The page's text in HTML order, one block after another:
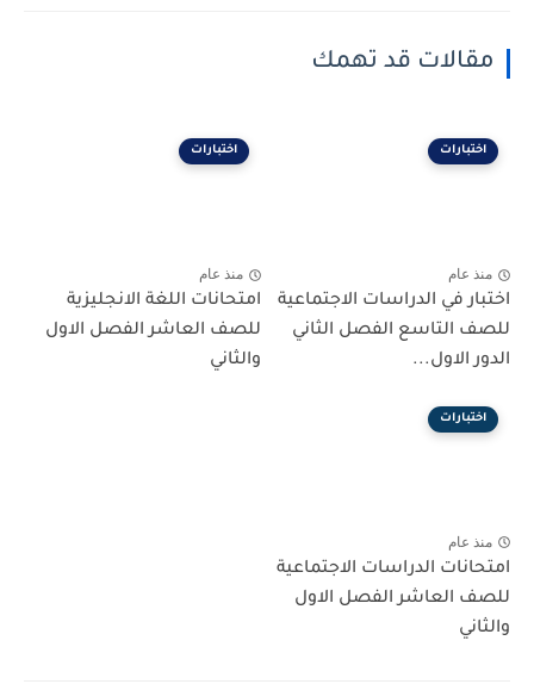
مقالات قد تهمك
اختبارات
منذ عام
اختبار في الدراسات الاجتماعية
للصف التاسع الفصل الثاني
الدور الاول...
اختبارات
منذ عام
امتحانات اللغة الانجليزية
للصف العاشر الفصل الاول
والثاني
اختبارات
منذ عام
امتحانات الدراسات الاجتماعية
للصف العاشر الفصل الاول
والثاني